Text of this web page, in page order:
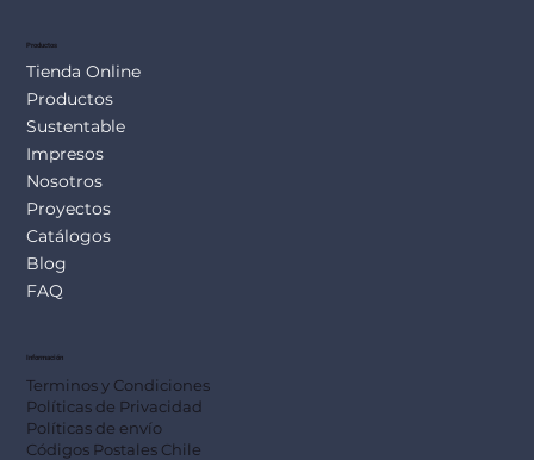
Productos
Tienda Online
Productos
Sustentable
Impresos
Nosotros
Proyectos
Catálogos
Blog
FAQ
Información
Terminos y Condiciones
Políticas de Privacidad
Políticas de envío
Códigos Postales Chile